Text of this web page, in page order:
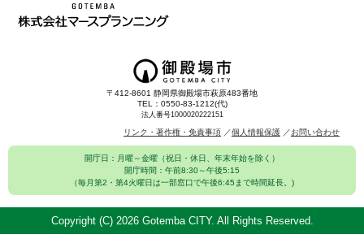
〒412-8601 静岡県御殿場市萩原483番地
TEL：0550-83-1212(代)
法人番号1000020222151
リンク・著作権・免責事項 個人情報保護 お問い合わせ
開庁日：月曜～金曜（祝日・休日、年末年始を除く）
開庁時間：午前8:30～午後5:15
（毎月第2・第4火曜日は一部窓口で午後6:45まで時間延長。)
Copyright (C) 2026 Gotemba CITY. All Rights Reserved.